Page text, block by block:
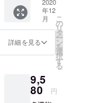
の詳細
】 ・本
体x1 ・
説明書
x1 ※お
届け予
定は、
配送状
況によ
り遅れ
年12
月
詳細を見る
こ
の
リ
タ
ー
ン
を
選
択
す
る
9,5
80 円